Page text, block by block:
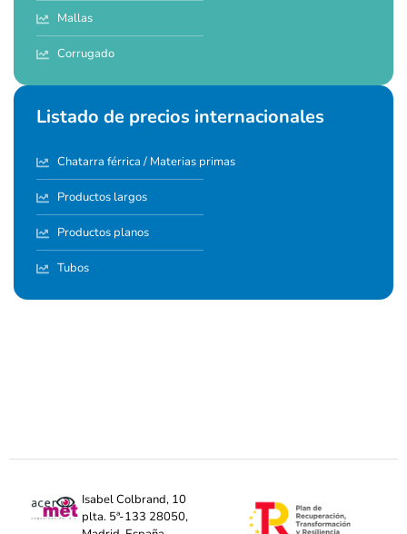
Mallas
Corrugado
Listado de precios internacionales
Chatarra férrica / Materias primas
Productos largos
Productos planos
Tubos
Isabel Colbrand, 10
plta. 5ª-133 28050,